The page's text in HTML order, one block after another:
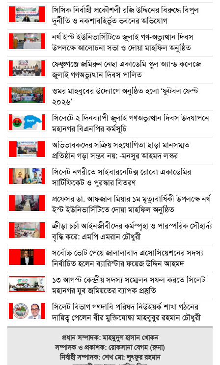
সিসিক নির্বাহী প্রকৌশলী রজি উদ্দিনের বিরুদ্ধে বিপুল
দুর্নীতি ও নকশাবহির্ভূত ভবনের অভিযোগ
নর্থ ইস্ট ইউনিভার্সিটিতে জুলাই গণ-অভ্যুত্থান দিবস
উপলক্ষে আলোচনা সভা ও দোয়া মাহফিল অনুষ্ঠিত
ফেঞ্চুগঞ্জে জমিরুন নেছা একাডেমি স্কুল অ্যান্ড কলেজে
জুলাই গণঅভ্যুত্থান দিবস পালিত
ওমর মাহবুবের উদ্যোগে অনুষ্ঠিত হলো ‘ফুটবল ফেস্ট
২০২৬’
সিলেটে ২ দিনব্যাপী জুলাই গণঅভ্যুত্থান দিবস উদযাপনে
মহানগর বিএনপির কর্মসূচি
অভিভাবকদের সক্রিয় সহযোগিতা ছাড়া মানসম্মত
প্রতিষ্ঠান গড়া সম্ভব নয়: -মনসুর আহমদ লস্কর
সিলেট নগরীতে সাইবারনেটিক্স রোবো একাডেমির
সার্টিফিকেট ও পুরস্কার বিতরণ
প্রফেসর ডা. আফজাল মিয়ার ১ম মৃত্যুবার্ষিকী উপলক্ষে নর্থ
ইস্ট ইউনিভার্সিটিতে দোয়া মাহফিল অনুষ্ঠিত
ক্রীড়া চর্চা আইনজীবীদের কর্মস্পৃহা ও পারস্পরিক সৌহার্দ্য
বৃদ্ধি করে: এমপি এমরান চৌধুরী
সর্বোচ্চ ভোট পেয়ে জালালাবাদ এসোসিয়েশনের সদস্য
নির্বাচিত হলেন ব্যারিস্টার ফয়েজ উদ্দিন আহমদ
১৩ আগস্ট কেন্দ্রীয় সদস্য সম্মেলন সফল করতে সিলেট
মহানগর যুব জমিয়তের ব্যাপক প্রস্তুতি
সিলেট বিভাগ গণদাবি পরিষদ নিউইয়র্ক শাখা গঠনের
দায়িত্ব পেলেন বীর মুক্তিযোদ্ধা মাহবুবুর রহমান চৌধুরী
প্রধান সম্পাদক: মাহমুদুল হাসান খোকন
সম্পাদক ও প্রকাশক: রোকসানা বেগম (রুনা)
নির্বাহী সম্পাদক: শেখ মো: লুৎফুর রহমান